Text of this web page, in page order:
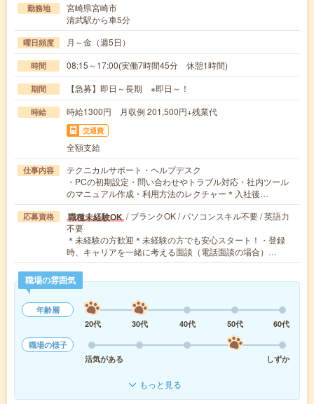
勤務地
宮崎県宮崎市
清武駅から車5分
曜日頻度 月～金（週5日）
時間 08:15～17:00(実働7時間45分 休憩1時間)
期間 【急募】即日～長期 ※即日～！
時給 時給1300円 月収例 201,500円+残業代
交通費
全額支給
仕事内容
テクニカルサポート・ヘルプデスク
・PCの初期設定・問い合わせやトラブル対応・社内ツール
のマニュアル作成・利用方法のレクチャー＊入社後…
応募資格 職種未経験OK / ブランクOK / パソコンスキル不要 / 英語力
不要
＊未経験の方歓迎＊未経験の方でも安心スタート！・登録
時、キャリアを一緒に考える面談（電話面談の場合）…
職場の雰囲気
年齢層
20代
30代 40代 50代
60代
職場の様子
活気がある
しずか
もっと見る